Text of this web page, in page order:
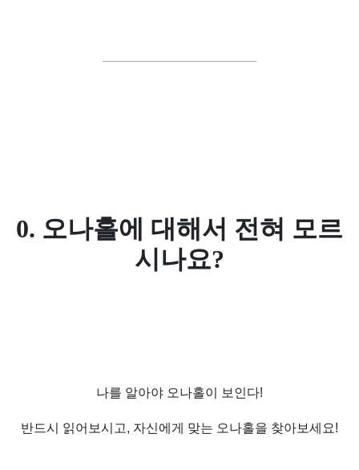
0. 오나홀에 대해서 전혀 모르
시나요?
나를 알아야 오나홀이 보인다!
반드시 읽어보시고, 자신에게 맞는 오나홀을 찾아보세요!